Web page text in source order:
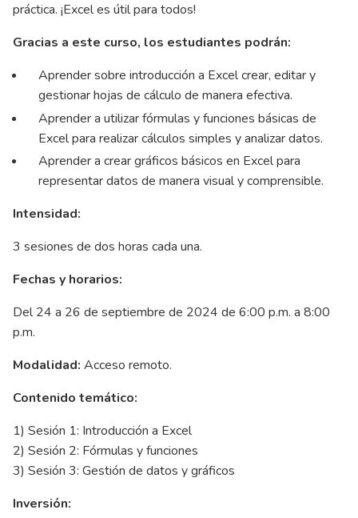
práctica. ¡Excel es útil para todos!
Gracias a este curso, los estudiantes podrán:
Aprender sobre introducción a Excel crear, editar y
gestionar hojas de cálculo de manera efectiva.
Aprender a utilizar fórmulas y funciones básicas de
Excel para realizar cálculos simples y analizar datos.
Aprender a crear gráficos básicos en Excel para
representar datos de manera visual y comprensible.
Intensidad:
3 sesiones de dos horas cada una.
Fechas y horarios:
Del 24 a 26 de septiembre de 2024 de 6:00 p.m. a 8:00
p.m.
Modalidad: Acceso remoto.
Contenido temático:
1) Sesión 1: Introducción a Excel
2) Sesión 2: Fórmulas y funciones
3) Sesión 3: Gestión de datos y gráficos
Inversión: